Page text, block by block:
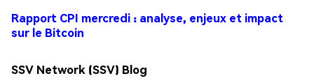
Rapport CPI mercredi : analyse, enjeux et impact
sur le Bitcoin
SSV Network (SSV) Blog